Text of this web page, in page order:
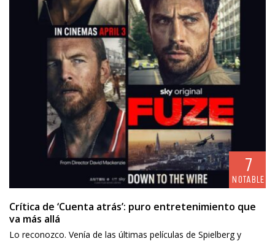
7
NOTABLE
Crítica de ‘Cuenta atrás’: puro entretenimiento que
va más allá
Lo reconozco. Venía de las últimas películas de Spielberg y